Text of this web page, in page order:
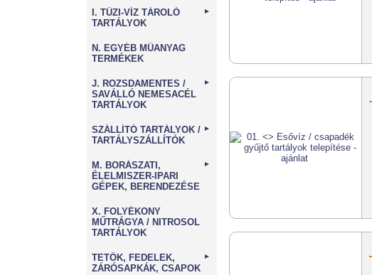
I. TŰZI-VÍZ TÁROLÓ
TARTÁLYOK
►
N. EGYÉB MŰANYAG
TERMÉKEK
J. ROZSDAMENTES /
SAVÁLLÓ NEMESACÉL
TARTÁLYOK
►
SZÁLLÍTÓ TARTÁLYOK /
TARTÁLYSZÁLLÍTÓK
►
M. BORÁSZATI,
ÉLELMISZER-IPARI
GÉPEK, BERENDEZÉSE
►
X. FOLYÉKONY
MŰTRÁGYA / NITROSOL
TARTÁLYOK
TETŐK, FEDELEK,
ZÁRÓSAPKÁK, CSAPOK
►